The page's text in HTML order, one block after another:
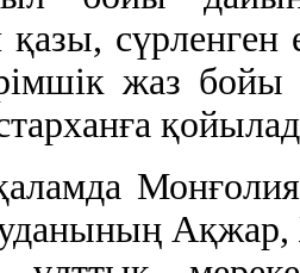
сүрленген
жаз бойы